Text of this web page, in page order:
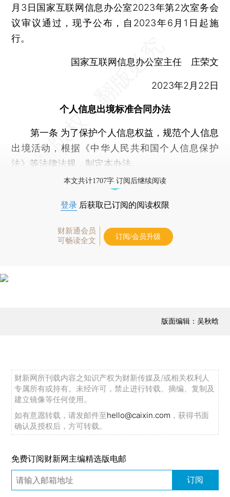
月3日国家互联网信息办公室2023年第2次室务会
议审议通过，现予公布，自2023年6月1日起施
行。
国家互联网信息办公室主任 庄荣文
2023年2月22日
个人信息出境标准合同办法
第一条 为了保护个人信息权益，规范个人信息
出境活动，根据《中华人民共和国个人信息保护
法》等法律法规，制定本办法。
本文共计1707字 订阅后继续阅读
登录 后获取已订阅的阅读权限
财新通会员
可畅读全文
订阅/会员升级
版面编辑：吴秋晗
财新网所刊载内容之知识产权为财新传媒及/或相关权利人
专属所有或持有。未经许可，禁止进行转载、摘编、复制及
建立镜像等任何使用。
如有意愿转载，请发邮件至hello@caixin.com ，获得书面
确认及授权后，方可转载。
免费订阅财新网主编精选版电邮
订阅